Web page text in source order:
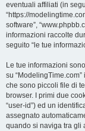
eventuali affiliati (in
“https://
software”,
informazioni raccolte
seguito “le tue
Le tue informazioni
su
che sono piccoli file di
browser. I primi due
“user-id”) ed un
assegnato
quando si naviga tra gli